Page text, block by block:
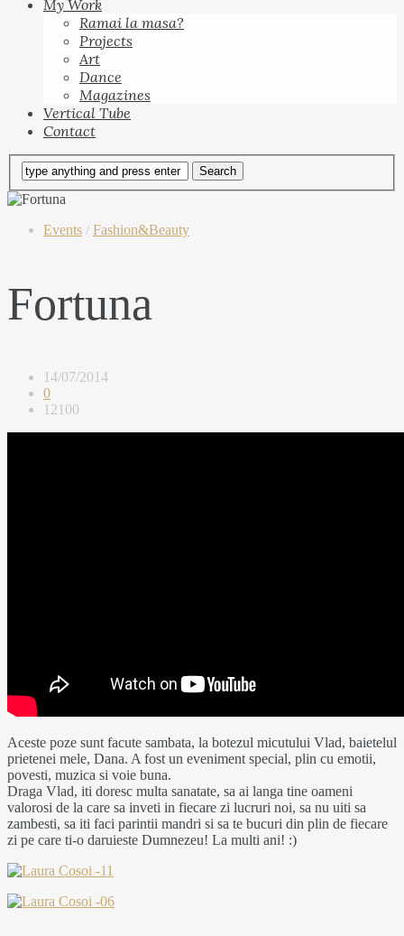
My Work
Ramai la masa?
Projects
Art
Dance
Magazines
Vertical Tube
Contact
Events / Fashion&Beauty
Fortuna
14/07/2014
0
12100
Aceste poze sunt facute sambata, la botezul micutului Vlad, baietelul
prietenei mele, Dana. A fost un eveniment special, plin cu emotii,
povesti, muzica si voie buna.
Draga Vlad, iti doresc multa sanatate, sa ai langa tine oameni
valorosi de la care sa inveti in fiecare zi lucruri noi, sa nu uiti sa
zambesti, sa iti faci parintii mandri si sa te bucuri din plin de fiecare
zi pe care ti-o daruieste Dumnezeu! La multi ani! :)